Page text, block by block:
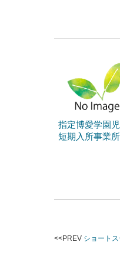
指定博愛学園
短期入所事業所
<<PREV ショート